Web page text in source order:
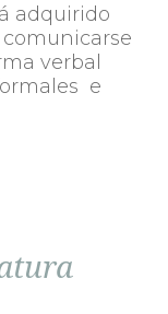
adquirido
verbal
e